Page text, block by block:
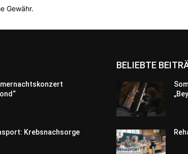
Gewähr.
Krebsnachsorge
BELIEBTE